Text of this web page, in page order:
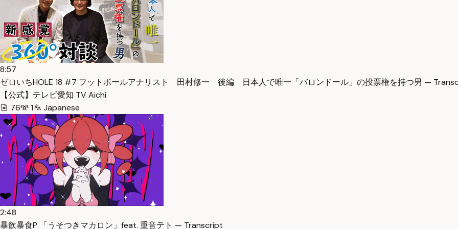
8:57
ゼロいちHOLE 18 #7 フットボールアナリスト 田村修一 後編 日本人で唯一「バロンドール」の投票権を持つ男 —
【公式】テレビ愛知 TV Aichi
76
1 Japanese
2:48
暴飲暴食P 「うそつきマカロン」feat. 重音テト — Transcript